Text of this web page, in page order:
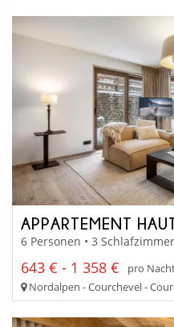
APPARTEMENT
6 Personen • 3
643 € - 1 358 €
pro
Nordalpen - Courchevel -